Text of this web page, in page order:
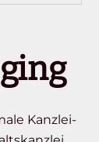
Kanzlei-